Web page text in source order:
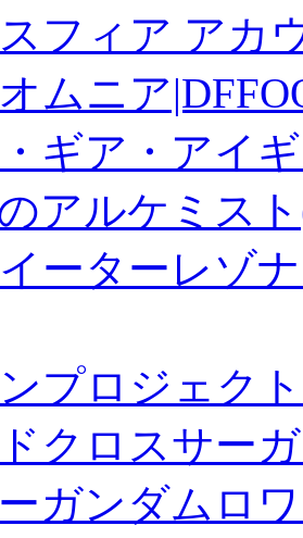
フィア アカ
ムニア
ギア・アイ
アルケミス
ーターレゾ
ンプロジェク
クロスサー
ガンダムロ